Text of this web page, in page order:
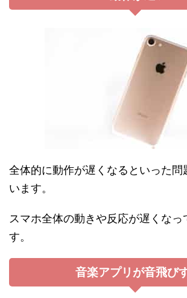
全体的に動作が遅くなるといった問
います。
スマホ全体の動きや反応が遅くなっ
す。
音楽アプリが音飛び